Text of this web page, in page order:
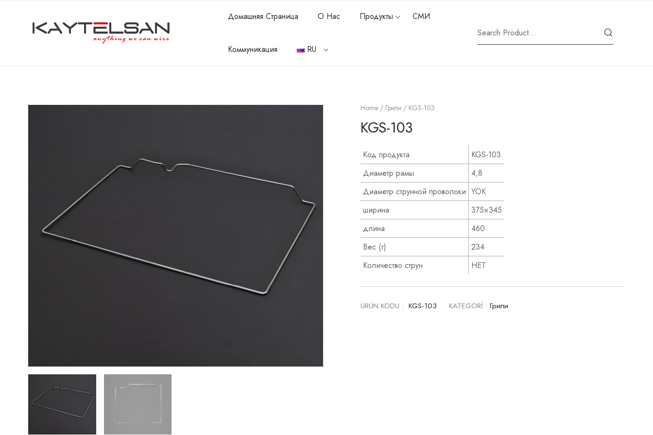
Домашняя Страница О Нас Продукты СМИ
Коммуникация RU
Home / Грили / KGS-103
KGS-103
Код продукта
KGS-103
Диаметр рамы
4,8
Диаметр струнной проволоки YOK
ширина
375×345
длина
460
Вес (г)
234
Количество струн
НЕТ
ÜRÜN KODU : KGS-103 KATEGORİ : Грили